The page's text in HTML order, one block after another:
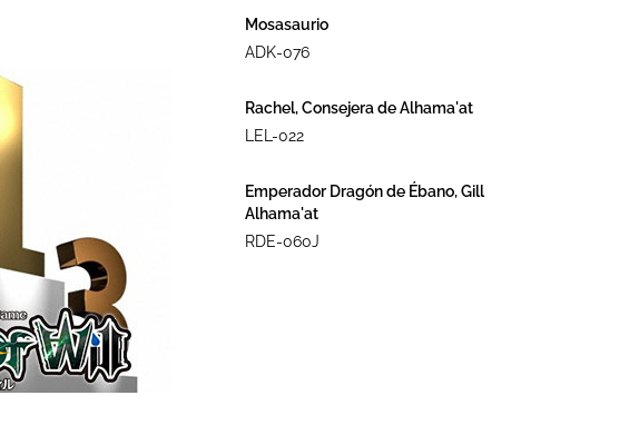
Mosasaurio
ADK-076
Rachel, Consejera de Alhama'at
LEL-022
Emperador Dragón de Ébano, Gill
Alhama'at
RDE-060J